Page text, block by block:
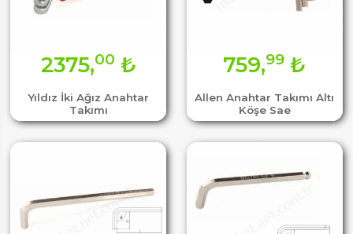
Yıldız İki Ağız Anahtar
Takımı
2375,00 ₺
Allen Anahtar Takımı Altı
Köşe Sae
759,99 ₺